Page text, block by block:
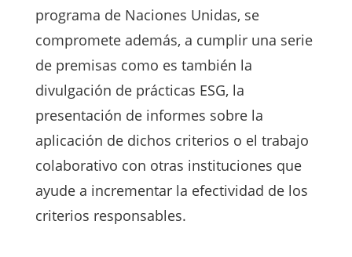
programa de Naciones Unidas, se
compromete además, a cumplir una serie
de premisas como es también la
divulgación de prácticas ESG, la
presentación de informes sobre la
aplicación de dichos criterios o el trabajo
colaborativo con otras instituciones que
ayude a incrementar la efectividad de los
criterios responsables.